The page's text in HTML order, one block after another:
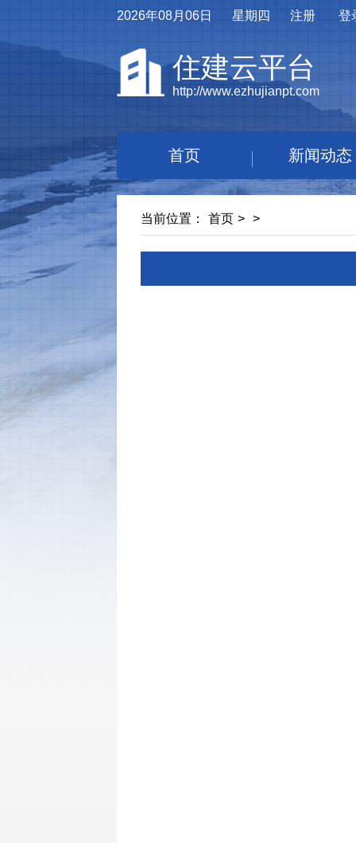
2026年08月06日 星期四 注册 登
住建云平台
http://www.ezhujianpt.com
首页 新闻动态
当前位置： 首页 > >